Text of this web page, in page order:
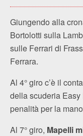
Giungendo alla
Bortolotti sulla
sulle Ferrari di
Ferrara.
Al 4° giro c’è il
della scuderia
penalità per la
Al 7° giro, Mapelli